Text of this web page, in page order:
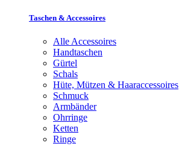
Taschen & Accessoires
Alle Accessoires
Handtaschen
Gürtel
Schals
Hüte, Mützen & Haaraccessoires
Schmuck
Armbänder
Ohrringe
Ketten
Ringe